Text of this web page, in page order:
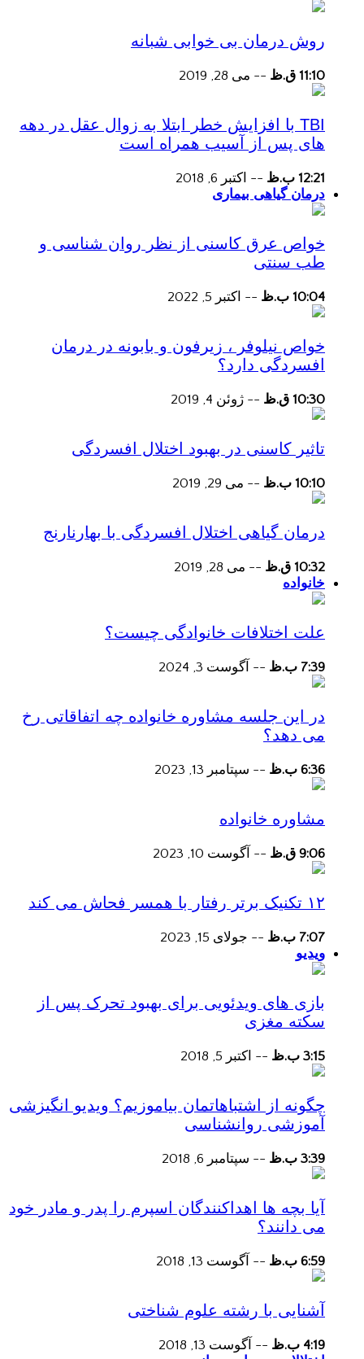
روش درمان بی خوابی شبانه
11:10 ق.ظ -- می 28, 2019
TBI با افزایش خطر ابتلا به زوال عقل در دهه
های پس از آسیب همراه است
12:21 ب.ظ -- اکتبر 6, 2018
درمان گیاهی بیماری
خواص عرق کاسنی از نظر روان شناسی و
طب سنتی
10:04 ب.ظ -- اکتبر 5, 2022
خواص نیلوفر ، زیرفون و بابونه در درمان
افسردگی دارد؟
10:30 ق.ظ -- ژوئن 4, 2019
تاثیر کاسنی در بهبود اختلال افسردگی
10:10 ب.ظ -- می 29, 2019
درمان گیاهی اختلال افسردگی با بهارنارنج
10:32 ق.ظ -- می 28, 2019
خانواده
علت اختلافات خانوادگی چیست؟
7:39 ب.ظ -- آگوست 3, 2024
در این جلسه مشاوره خانواده چه اتفاقاتی رخ
می دهد؟
6:36 ب.ظ -- سپتامبر 13, 2023
مشاوره خانواده
9:06 ق.ظ -- آگوست 10, 2023
۱۲ تکنیک برتر رفتار با همسر فحاش می کند
7:07 ب.ظ -- جولای 15, 2023
ویدیو
بازی های ویدئویی برای بهبود تحرک پس از
سکته مغزی
3:15 ب.ظ -- اکتبر 5, 2018
چگونه از اشتباهاتمان بیاموزیم؟ ویدیو انگیزشی
آموزشی روانشناسی
3:39 ب.ظ -- سپتامبر 6, 2018
آیا بچه ها اهداکنندگان اسپرم را پدر و مادر خود
می دانند؟
6:59 ب.ظ -- آگوست 13, 2018
آشنایی با رشته علوم شناختی
4:19 ب.ظ -- آگوست 13, 2018